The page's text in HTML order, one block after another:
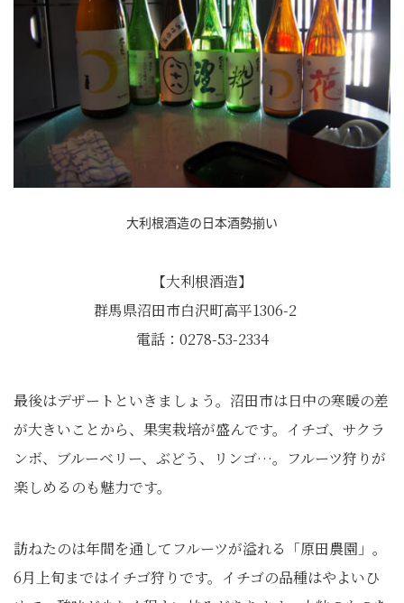
大利根酒造の日本酒勢揃い
【大利根酒造】
群馬県沼田市白沢町高平1306-2
電話：0278-53-2334
最後はデザートといきましょう。沼田市は日中の寒暖の差
が大きいことから、果実栽培が盛んです。イチゴ、サクラ
ンボ、ブルーベリー、ぶどう、リンゴ…。フルーツ狩りが
楽しめるのも魅力です。
訪ねたのは年間を通してフルーツが溢れる「原田農園」。
6月上旬まではイチゴ狩りです。イチゴの品種はやよいひ